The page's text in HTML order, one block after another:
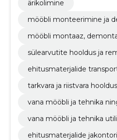
ärikolimine
mööbli monteerimine ja
mööbli montaaz,
sülearvutite hooldus ja
ehitusmaterjalide
tarkvara ja riistvara hooldus
vana mööbli ja tehnika
vana mööbli ja tehnika
ehitusmaterjalide